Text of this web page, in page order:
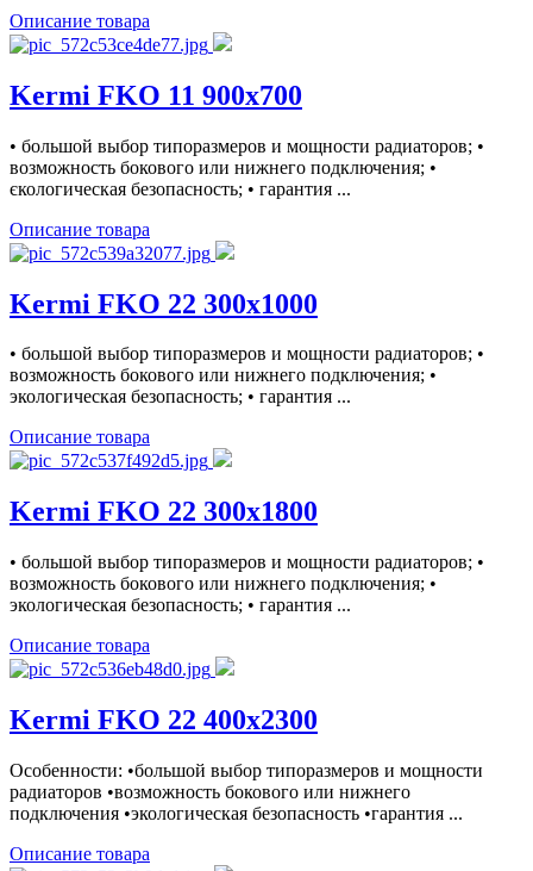
Описание товара
Kermi FKO 11 900x700
• большой выбор типоразмеров и мощности радиаторов; •
возможность бокового или нижнего подключения; •
єкологическая безопасность; • гарантия ...
Описание товара
Kermi FKO 22 300x1000
• большой выбор типоразмеров и мощности радиаторов; •
возможность бокового или нижнего подключения; •
экологическая безопасность; • гарантия ...
Описание товара
Kermi FKO 22 300x1800
• большой выбор типоразмеров и мощности радиаторов; •
возможность бокового или нижнего подключения; •
экологическая безопасность; • гарантия ...
Описание товара
Kermi FKO 22 400x2300
Особенности: •большой выбор типоразмеров и мощности
радиаторов •возможность бокового или нижнего
подключения •экологическая безопасность •гарантия ...
Описание товара